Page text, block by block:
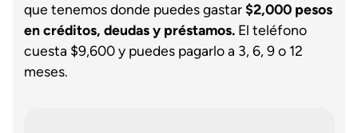
que tenemos donde puedes gastar$2,000 pesos
en créditos, deudas y préstamos. El teléfono
cuesta $9,600 y puedes pagarlo a 3, 6, 9 o 12
meses.